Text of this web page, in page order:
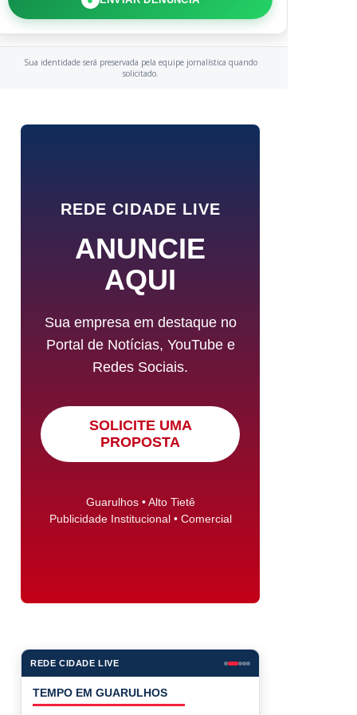
Sua identidade será preservada pela equipe jornalística quando
solicitado.
REDE CIDADE LIVE
ANUNCIE
AQUI
Sua empresa em destaque no
Portal de Notícias, YouTube e
Redes Sociais.
SOLICITE UMA
PROPOSTA
Guarulhos • Alto Tietê
Publicidade Institucional • Comercial
REDE CIDADE LIVE
TEMPO EM GUARULHOS